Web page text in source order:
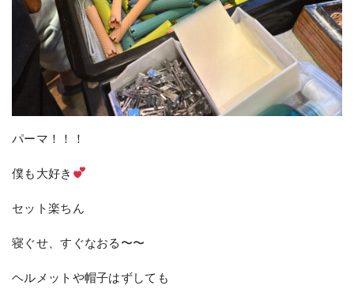
パーマ！！！
僕も大好き
セット楽ちん
寝ぐせ、すぐなおる〜〜
ヘルメットや帽子はずしても